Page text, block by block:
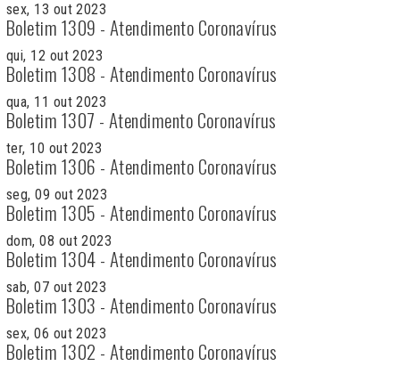
sex, 13 out 2023
Boletim 1309 - Atendimento Coronavírus
qui, 12 out 2023
Boletim 1308 - Atendimento Coronavírus
qua, 11 out 2023
Boletim 1307 - Atendimento Coronavírus
ter, 10 out 2023
Boletim 1306 - Atendimento Coronavírus
seg, 09 out 2023
Boletim 1305 - Atendimento Coronavírus
dom, 08 out 2023
Boletim 1304 - Atendimento Coronavírus
sab, 07 out 2023
Boletim 1303 - Atendimento Coronavírus
sex, 06 out 2023
Boletim 1302 - Atendimento Coronavírus